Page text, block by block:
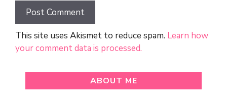
This site uses Akismet to reduce spam. Learn how
your comment data is processed.
ABOUT ME